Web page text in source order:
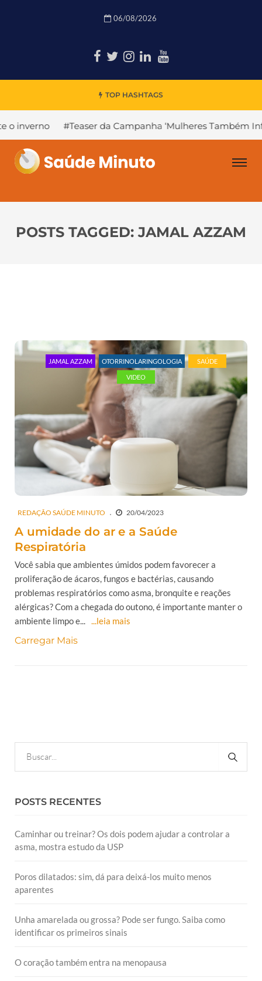
06/08/2026
TOP HASHTAGS
#Teaser da Campanha ‘Mulheres Também Infartam’
POSTS TAGGED: JAMAL AZZAM
JAMAL AZZAM OTORRINOLARINGOLOGIA SAÚDE
VIDEO
REDAÇÃO SAÚDE MINUTO 20/04/2023
A umidade do ar e a Saúde
Respiratória
Você sabia que ambientes úmidos podem favorecer a
proliferação de ácaros, fungos e bactérias, causando
problemas respiratórios como asma, bronquite e reações
alérgicas? Com a chegada do outono, é importante manter o
ambiente limpo e... ...leia mais
Carregar Mais
POSTS RECENTES
Caminhar ou treinar? Os dois podem ajudar a controlar a
asma, mostra estudo da USP
Poros dilatados: sim, dá para deixá-los muito menos
aparentes
Unha amarelada ou grossa? Pode ser fungo. Saiba como
identificar os primeiros sinais
O coração também entra na menopausa